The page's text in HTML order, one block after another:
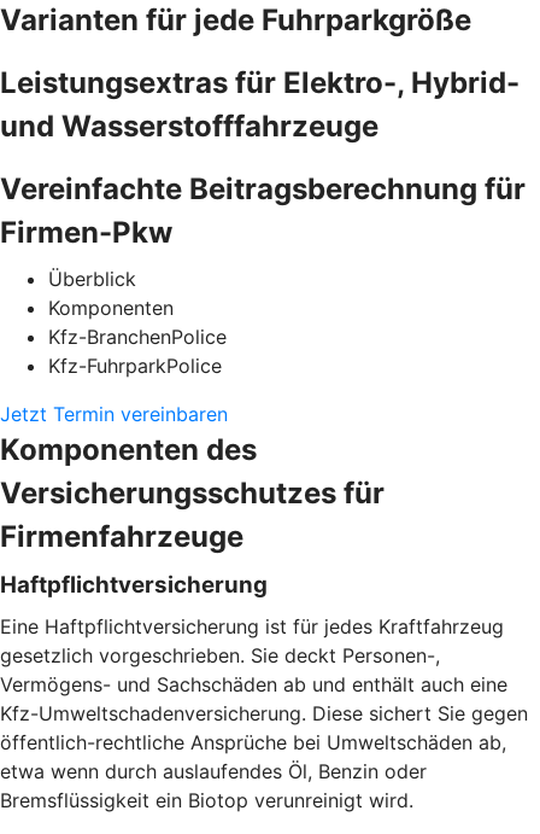
Varianten für jede Fuhrparkgröße
Leistungsextras für Elektro-, Hybrid-
und Wasserstofffahrzeuge
Vereinfachte Beitragsberechnung für
Firmen-Pkw
Überblick
Komponenten
Kfz-BranchenPolice
Kfz-FuhrparkPolice
Jetzt Termin vereinbaren
Komponenten des
Versicherungsschutzes für
Firmenfahrzeuge
Haftpflichtversicherung
Eine Haftpflichtversicherung ist für jedes Kraftfahrzeug
gesetzlich vorgeschrieben. Sie deckt Personen-,
Vermögens- und Sachschäden ab und enthält auch eine
Kfz-Umweltschadenversicherung. Diese sichert Sie gegen
öffentlich-rechtliche Ansprüche bei Umweltschäden ab,
etwa wenn durch auslaufendes Öl, Benzin oder
Bremsflüssigkeit ein Biotop verunreinigt wird.